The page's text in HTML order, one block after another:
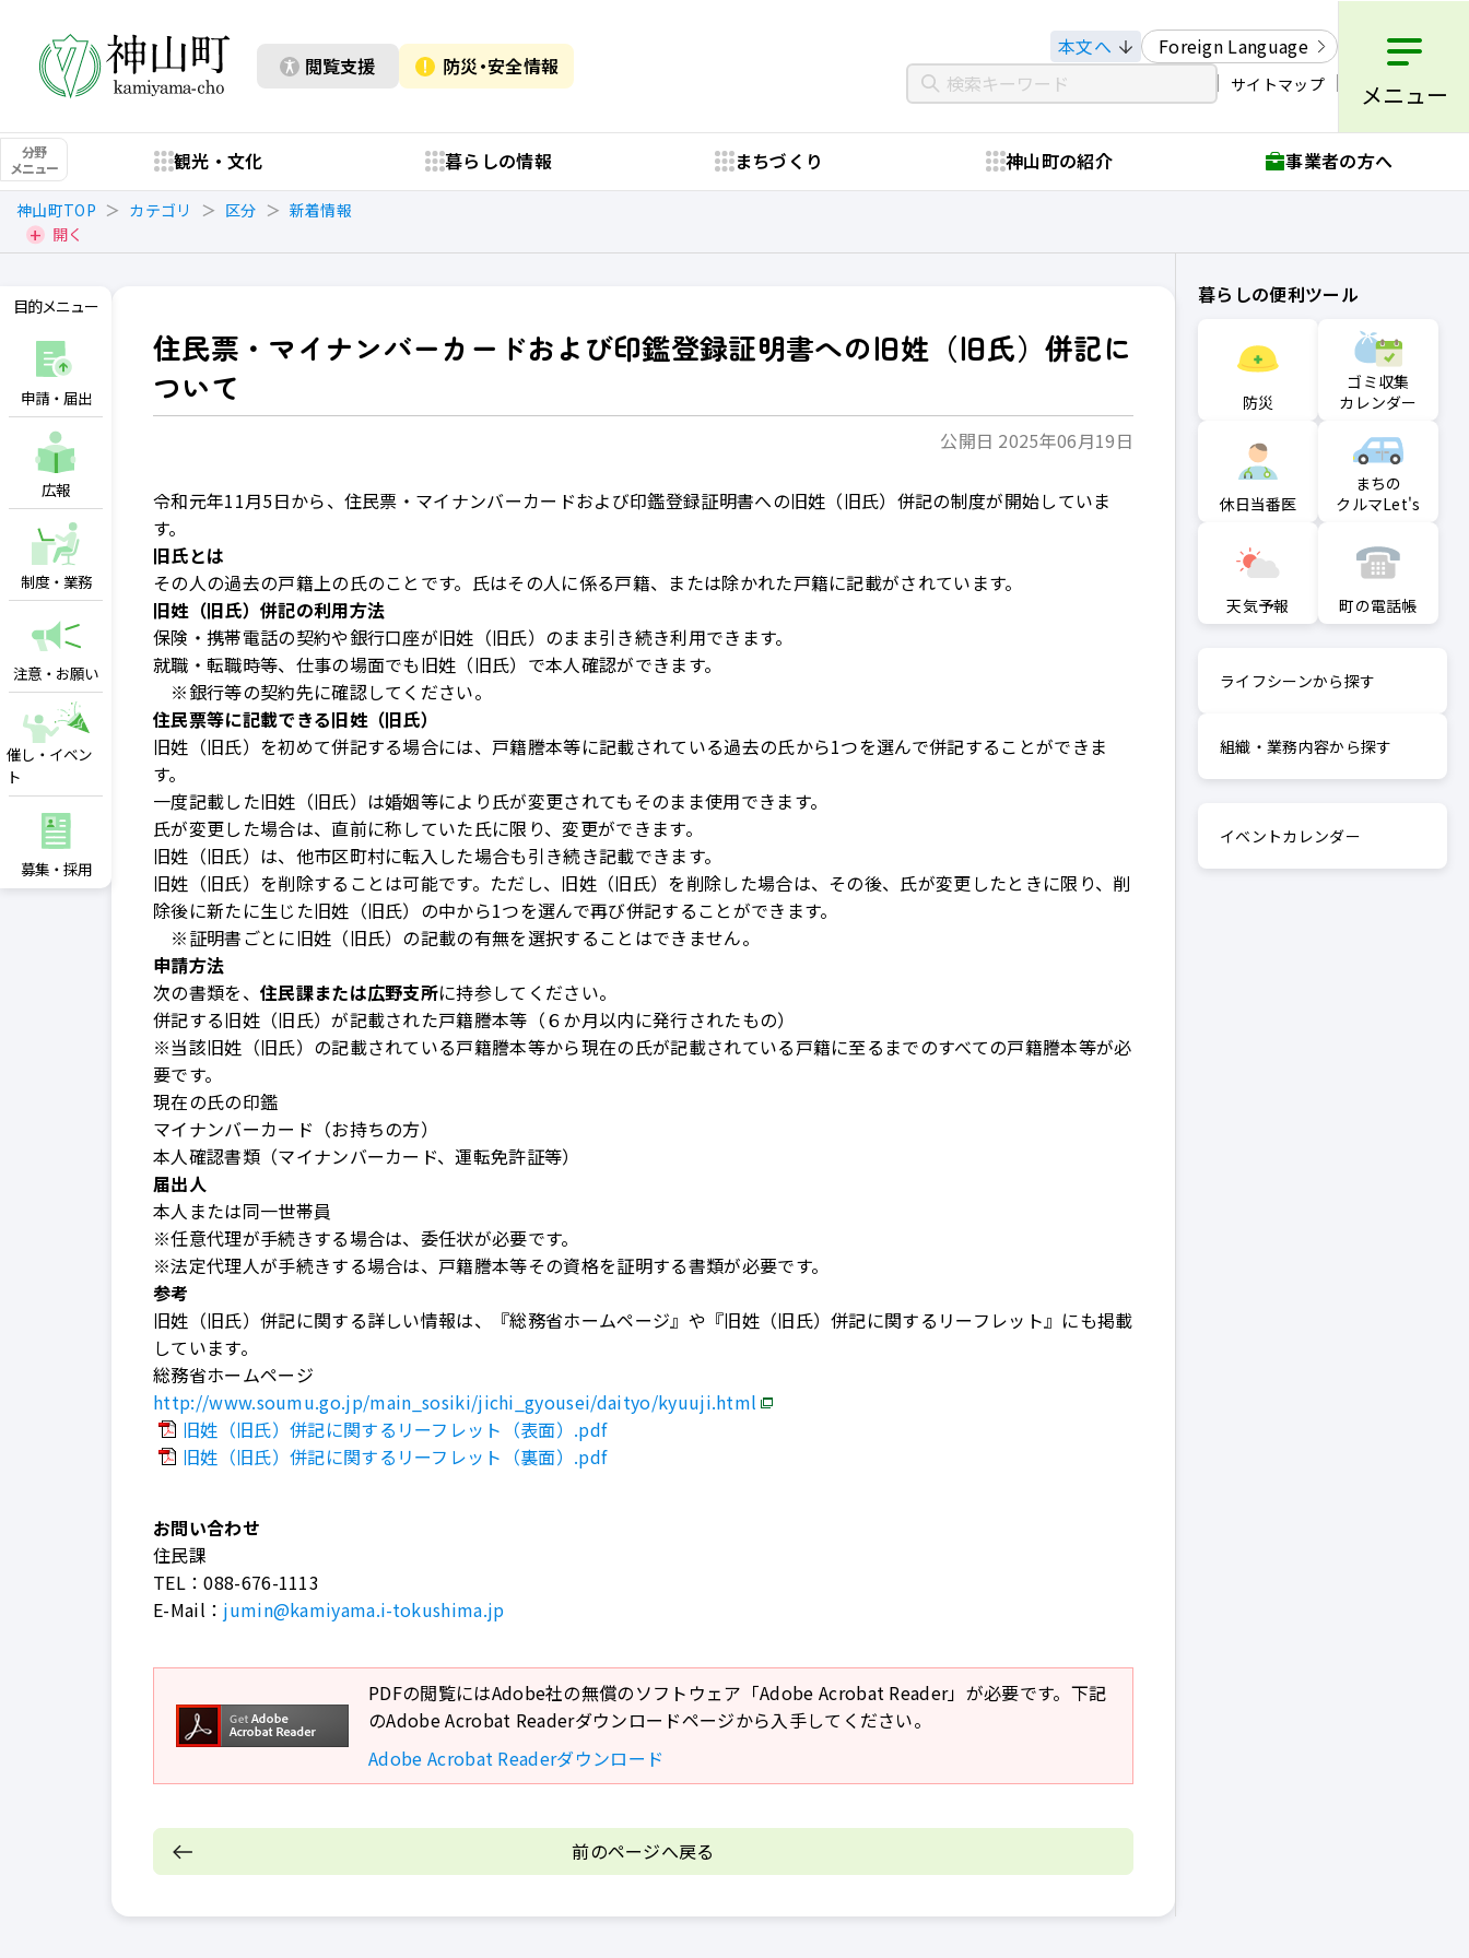
閲覧支援 防災・安全情報
本文へ Foreign Language
サイトマップ メニュー
分野
メニュー
観光・文化 暮らしの情報 まちづくり 神山町の紹介 事業者の方へ
神山町TOP カテゴリ 区分
新着情報
開く
目的メニュー
申請・届出
広報
制度・業務
注意・お願い
催し・イベン
ト
募集・採用
住民票・マイナンバーカードおよび印鑑登録証明書への旧姓（旧氏）併記に
ついて
公開日 2025年06月19日
令和元年11月5日​から、住民票・マイナンバーカードおよび印鑑登録証明書への旧姓（旧氏）併記の制度が開始していま
す。
旧氏とは
その人の過去の戸籍上の氏のことです。氏はその人に係る戸籍、または除かれた戸籍に記載がされています。
旧姓（旧氏）併記の利用方法
保険・携帯電話の契約や銀行口座が旧姓（旧氏）のまま引き続き利用できます。
就職・転職時等、仕事の場面でも旧姓（旧氏）で本人確認ができます。
※銀行等の契約先に確認してください。
住民票等に記載できる旧姓（旧氏）
旧姓（旧氏）を初めて併記する場合には、戸籍謄本等に記載されている過去の氏から1つを選んで併記することができま
す。
​一度記載した旧姓（旧氏）は婚姻等により氏が変更されてもそのまま使用できます。
氏が変更した場合は、直前に称していた氏に限り、変更ができます。​
旧姓（旧氏）は、他市区町村に転入した場合も引き続き記載できます。
旧姓（旧氏）を削除することは可能です。ただし、旧姓（旧氏）を削除した場合は、その後、氏が変更したときに限り、削
除後に新たに生じた旧姓（旧氏）の中から1つを選んで再び併記することができます。
※証明書ごとに旧姓（旧氏）の記載の有無を選択することはできません。
申請方法
次の書類を、 住民課または広野支所に持参してください。
併記する旧姓（旧氏）が記載された戸籍謄本等（６か月以内に発行されたもの）
※当該旧姓（旧氏）の記載されている戸籍謄本等から現在の氏が記載されている戸籍に至るまでのすべての戸籍謄本等が必
要です。
現在の氏の印鑑
マイナンバーカード（お持ちの方）
本人確認書類（マイナンバーカード、運転免許証等）
届出人
本人または同一世帯員
※任意代理が手続きする場合は、委任状が必要です。
※法定代理人が手続きする場合は、戸籍謄本等その資格を証明する書類が必要です。
参考
旧姓（旧氏）併記に関する詳しい情報は、『総務省ホームページ』や『旧姓（旧氏）併記に関するリーフレット』にも掲載
しています。
総務省ホームページ
http://www.soumu.go.jp/main_sosiki/jichi_gyousei/daityo/kyuuji.html
旧姓（旧氏）併記に関するリーフレット（表面）.pdf
旧姓（旧氏）併記に関するリーフレット（裏面）.pdf
お問い合わせ
住民課
TEL：088-676-1113
E-Mail： jumin@kamiyama.i-tokushima.jp
PDFの閲覧にはAdobe社の無償のソフトウェア「Adobe Acrobat Reader」が必要です。下記
のAdobe Acrobat Readerダウンロードページから入手してください。
Adobe Acrobat Readerダウンロード
前のページへ戻る
暮らしの便利ツール
防災
ゴミ収集
カレンダー
休日当番医
まちの
クルマLet's
天気予報 町の電話帳
ライフシーンから探す
組織・業務内容から探す
イベントカレンダー